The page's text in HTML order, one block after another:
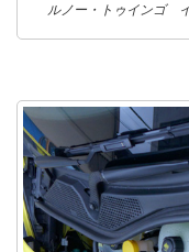
ルノー・トゥインゴ